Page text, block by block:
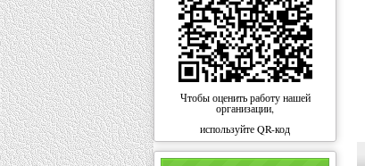
Чтобы оценить работу нашей
организации,
используйте QR-код